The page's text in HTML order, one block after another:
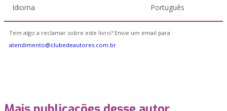
Idioma Português
Tem algo a reclamar sobre este livro? Envie um email para
atendimento@clubedeautores.com.br